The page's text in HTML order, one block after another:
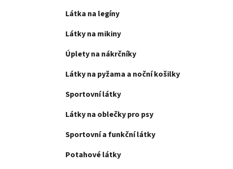
Látka na legíny
Látky na mikiny
Úplety na nákrčníky
Látky na pyžama a noční košilky
Sportovní látky
Látky na oblečky pro psy
Sportovní a funkční látky
Potahové látky